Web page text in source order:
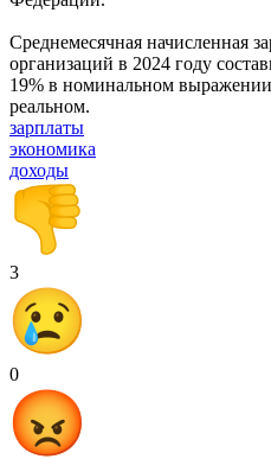
Среднемесячная начисленная
организаций в 2024 году
19% в номинальном
реальном.
зарплаты
экономика
доходы
3
0